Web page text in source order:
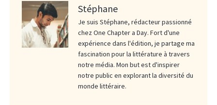
Stéphane
Je suis Stéphane, rédacteur passionné
chez One Chapter a Day. Fort d'une
expérience dans l'édition, je partage ma
fascination pour la littérature à travers
notre média. Mon but est d'inspirer
notre public en explorant la diversité du
monde littéraire.